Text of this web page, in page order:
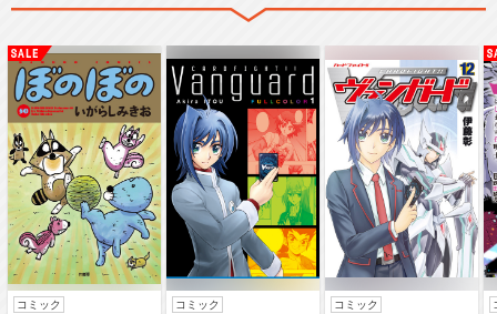
弱虫ペダル Ｒｅ：ＲＯＡＤ
劇場版 弱虫ペダル
コミック コミック コミック